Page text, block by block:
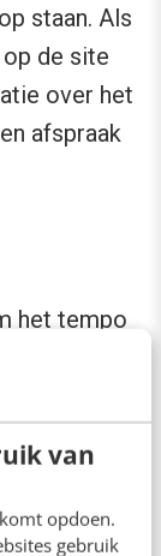
van
opdoen.
gebruik
staan. Als
de site
over het
afspraak
het tempo
of
binnen 20
applicatie